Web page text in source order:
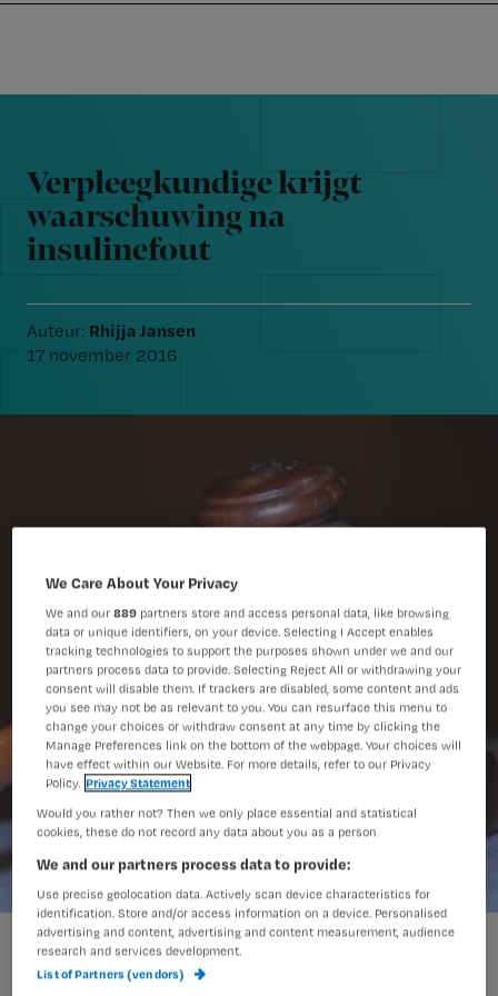
navigation
content
Nursing
agavel-1238036-639x427 (1).jpg
Verpleegkundige krijgt
waarschuwing na
insulinefout
Auteur: Rhijja Jansen
17 november 2016
We Care About Your Privacy
We and our889 partners store and access personal data, like browsing
data or unique identifiers, on your device. Selecting I Accept enables
tracking technologies to support the purposes shown under we and our
partners process data to provide. Selecting Reject All or withdrawing your
consent will disable them. If trackers are disabled, some content and ads
you see may not be as relevant to you. You can resurface this menu to
change your choices or withdraw consent at any time by clicking the
Manage Preferences link on the bottom of the webpage. Your choices will
have effect within our Website. For more details, refer to our Privacy
Policy. Privacy Statement
Would you rather not? Then we only place essential and statistical
cookies, these do not record any data about you as a person
We and our partners process data to provide:
Use precise geolocation data. Actively scan device characteristics for
identification. Store and/or access information on a device. Personalised
advertising and content, advertising and content measurement, audience
research and services development.
List of Partners (vendors)